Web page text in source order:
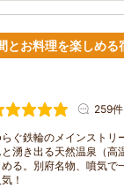
とお料理を楽しめる
259件
ぐ鉄輪のメインストリ
湧き出る天然温泉（高
る。別府名物、噴気で
！